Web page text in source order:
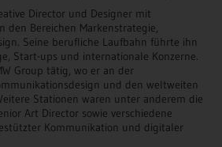
Director und Designer mit
Bereichen Markenstrategie,
Seine berufliche Laufbahn führte ihn
Start-ups und internationale Konzerne.
Group tätig, wo er an der
und den weltweiten
Stationen waren unter anderem die
Art Director sowie verschiedene
Kommunikation und digitaler